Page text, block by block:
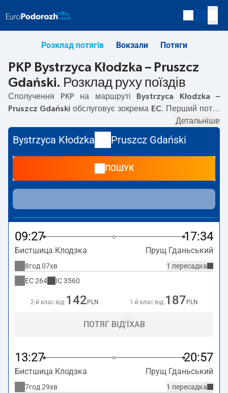
Розклад потягів Вокзали Потяги
PKP Bystrzyca Kłodzka – Pruszcz
Gdański. Розклад руху поїздів
Сполучення PKP на маршруті
Bystrzyca Kłodzka –
Pruszcz Gdański обслуговує зокрема EC. Перший потяг
з вокзалу PKP Bystrzyca Kłodzka.
Останній потяг до Pruszcz Gdański вирушає о 13:27. На
маршрутіBystrzyca Kłodzka –Pruszcz Gdańskiкурсують
також інші потяги:— пропонують нижчу ціну квитка і
зазвичай довший час подорожі. Потяг завершує
маршрут на станції Pruszcz Gdański.
Детальніше
Bystrzyca Kłodzka Pruszcz Gdański
ПОШУК
09:27 17:34
Бистшица Клодзка Прущ Гданьський
1 пересадка
8год 07хв
EC264 IC3560
2-й клас від: 142 PLN 1-й клас від: 187 PLN
ПОТЯГ ВІД'ЇХАВ
13:27 20:57
Бистшица Клодзка Прущ Гданьський
1 пересадка
7год 29хв